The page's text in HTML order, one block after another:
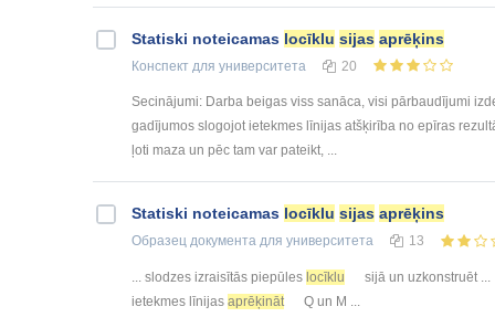
Statiski noteicamas locīklu sijas aprēķins
Конспект для университета 20
Secinājumi: Darba beigas viss sanāca, visi pārbaudījumi
gadījumos slogojot ietekmes līnijas atšķirība no epīras
ļoti maza un pēc tam var pateikt, ...
Statiski noteicamas locīklu sijas aprēķins
Образец документа для университета 13
... slodzes izraisītās piepūles locīklu
sijā un uzkonstruēt ...
ietekmes līnijas aprēķināt Q un M ...